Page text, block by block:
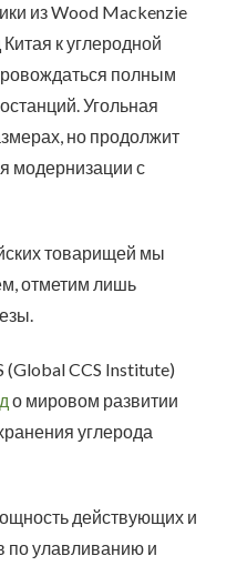
из Wood Mackenzie
Китая к углеродной
полным
Угольная
но продолжит
модернизации с
товарищей мы
отметим лишь
(Global CCS Institute)
о мировом развитии
углерода
действующих и
по улавливанию и